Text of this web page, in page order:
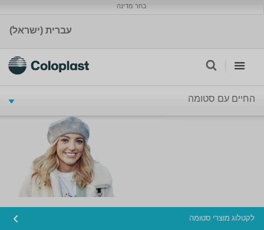
בחר מדינה
עברית (ישראל)
החיים עם סטומה
לקטלוג מוצרי סטומה